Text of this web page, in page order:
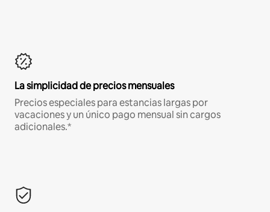
La simplicidad de precios mensuales
Precios especiales para estancias largas por
vacaciones y un único pago mensual sin cargos
adicionales.*